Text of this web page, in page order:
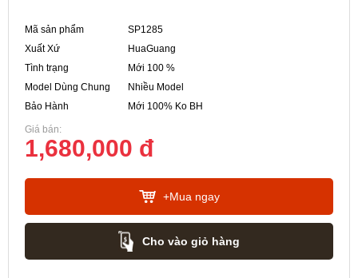
Mã sản phẩm
SP1285
Xuất Xứ
HuaGuang
Tình trạng
Mới 100 %
Model Dùng Chung
Nhiều Model
Bảo Hành
Mới 100% Ko BH
Giá bán:
1,680,000 đ
+Mua ngay
Cho vào giỏ hàng